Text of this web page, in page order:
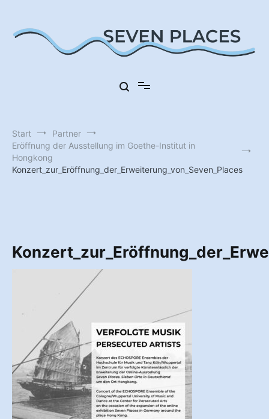
springen
Start
Partner
Eröffnung der Ausstellung im Goethe-Institut in
Hongkong
Konzert_zur_Eröffnung_der_Erweiterung_von_Seven_Places